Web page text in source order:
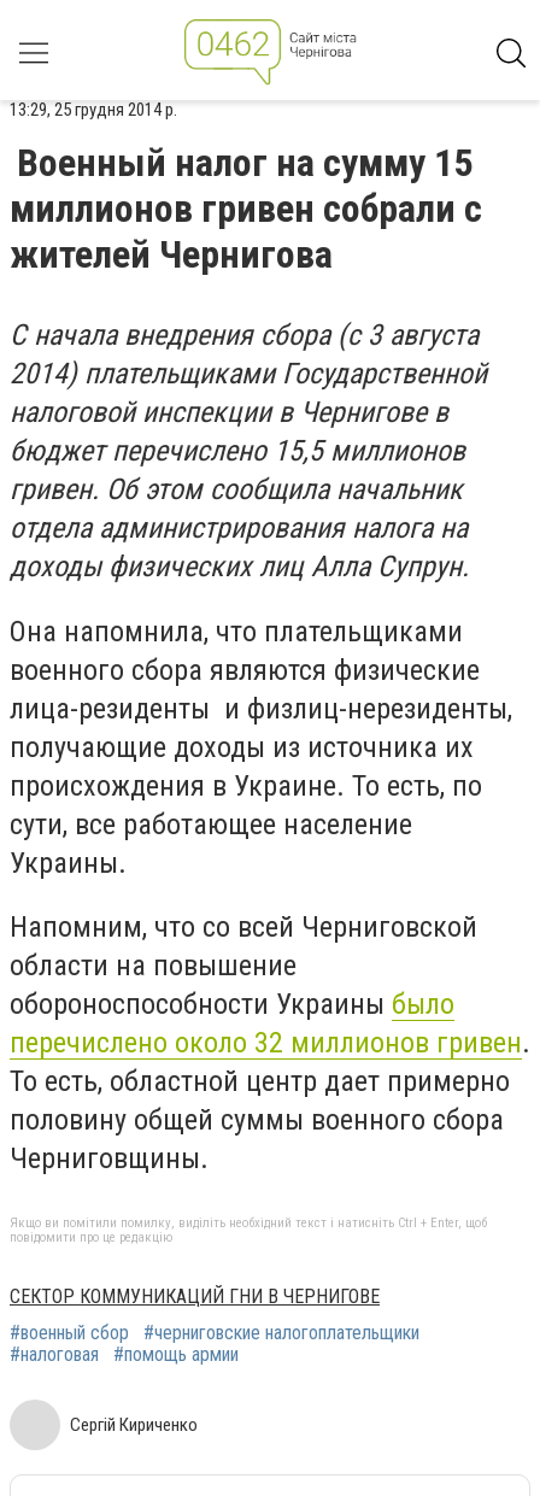
13:29, 25 грудня 2014 р.
Военный налог на сумму 15
миллионов гривен собрали с
жителей Чернигова
Сначала внедрения сбора (с 3 августа
2014) плательщиками Государственной
налоговой инспекции в Чернигове в
бюджет перечислено 15,5 миллионов
гривен. Об этом сообщила начальник
отдела администрирования налога на
доходы физических лиц Алла Супрун.
Она напомнила, что плательщиками
военного сбора являются физические
лица-резиденты и физлиц-нерезиденты,
получающие доходы из источника их
происхождения в Украине. То есть, по
сути, все работающее население
Украины.
Напомним, что со всей Черниговской
области на повышение
обороноспособности Украины было
перечислено около 32 миллионов гривен.
То есть, областной центр дает примерно
половину общей суммы военного сбора
Черниговщины.
Якщо ви помітили помилку, виділіть необхідний текст і натисніть Ctrl + Enter, щоб
повідомити про це редакцію
СЕКТОР КОММУНИКАЦИЙ ГНИ В ЧЕРНИГОВЕ
#военный сбор
#черниговские налогоплательщики
#налоговая
#помощь армии
Сергій Кириченко